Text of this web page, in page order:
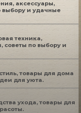
аксессуары,
выбору и удачные
техника,
советы по выбору и
товары для дома
для уюта.
ухода, товары для